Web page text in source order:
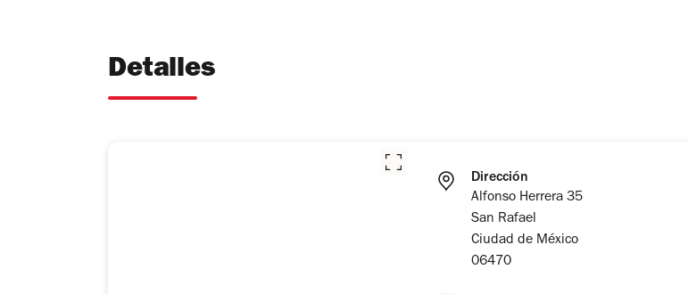
Detalles
Dirección
Alfonso Herrera 35
San Rafael
Ciudad de México
06470